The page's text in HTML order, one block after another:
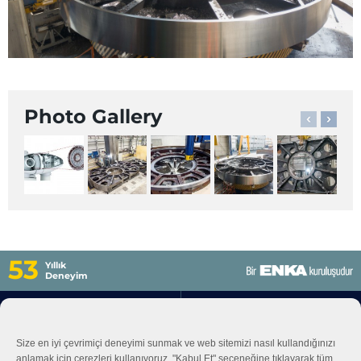
Size en iyi çevrimiçi deneyimi sunmak ve web sitemizi nasıl kullandığınızı
anlamak için çerezleri kullanıyoruz. "Kabul Et" seçeneğine tıklayarak tüm
Photo Gallery
53
Yıllık
Deneyim